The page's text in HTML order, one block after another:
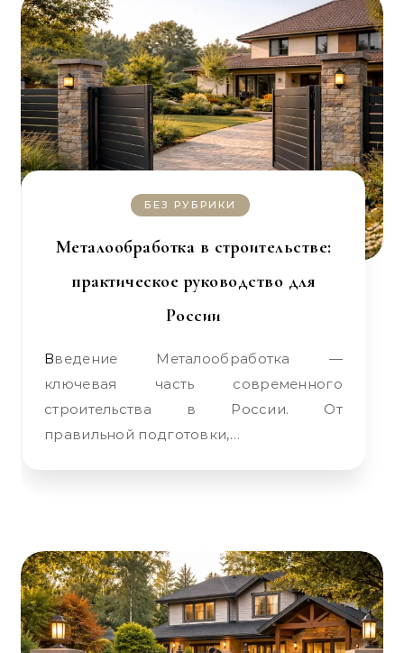
БЕЗ РУБРИКИ
Металообработка в строительстве:
практическое руководство для
России
Введение Металообработка —
ключевая часть современного
строительства в России. От
правильной подготовки,…